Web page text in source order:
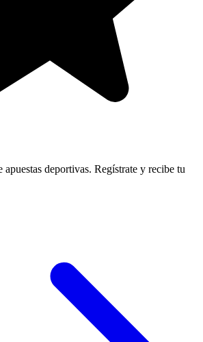
deportivas. Regístrate y recibe tu